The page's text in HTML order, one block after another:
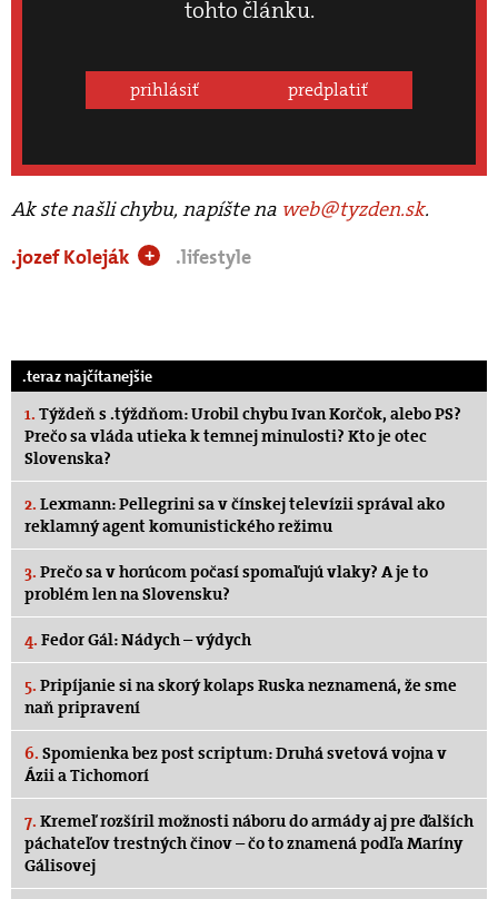
tohto článku.
prihlásiť predplatiť
Ak ste našli chybu, napíšte na web@tyzden.sk.
.jozef Koleják
+ .lifestyle
.teraz najčítanejšie
1. Týždeň s .týždňom: Urobil chybu Ivan Korčok, alebo PS?
Prečo sa vláda utieka k temnej minulosti? Kto je otec
Slovenska?
2. Lexmann: Pellegrini sa v čínskej televízii správal ako
reklamný agent komunistického režimu
3. Prečo sa v horúcom počasí spomaľujú vlaky? A je to
problém len na Slovensku?
4. Fedor Gál: Nádych – výdych
5. Pripíjanie si na skorý kolaps Ruska neznamená, že sme
naň pripravení
6. Spomienka bez post scriptum: Druhá svetová vojna v
Ázii a Tichomorí
7. Kremeľ rozšíril možnosti náboru do armády aj pre ďalších
páchateľov trestných činov – čo to znamená podľa Maríny
Gálisovej